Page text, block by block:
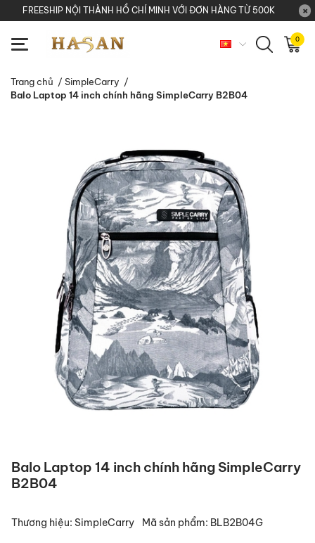
FREESHIP NỘI THÀNH HỒ CHÍ MINH VỚI ĐƠN HÀNG TỪ 500K
0
Trang chủ / SimpleCarry /
Balo Laptop 14 inch chính hãng SimpleCarry B2B04
Balo Laptop 14 inch chính hãng SimpleCarry
B2B04
Thương hiệu: SimpleCarry Mã sản phẩm: BLB2B04G